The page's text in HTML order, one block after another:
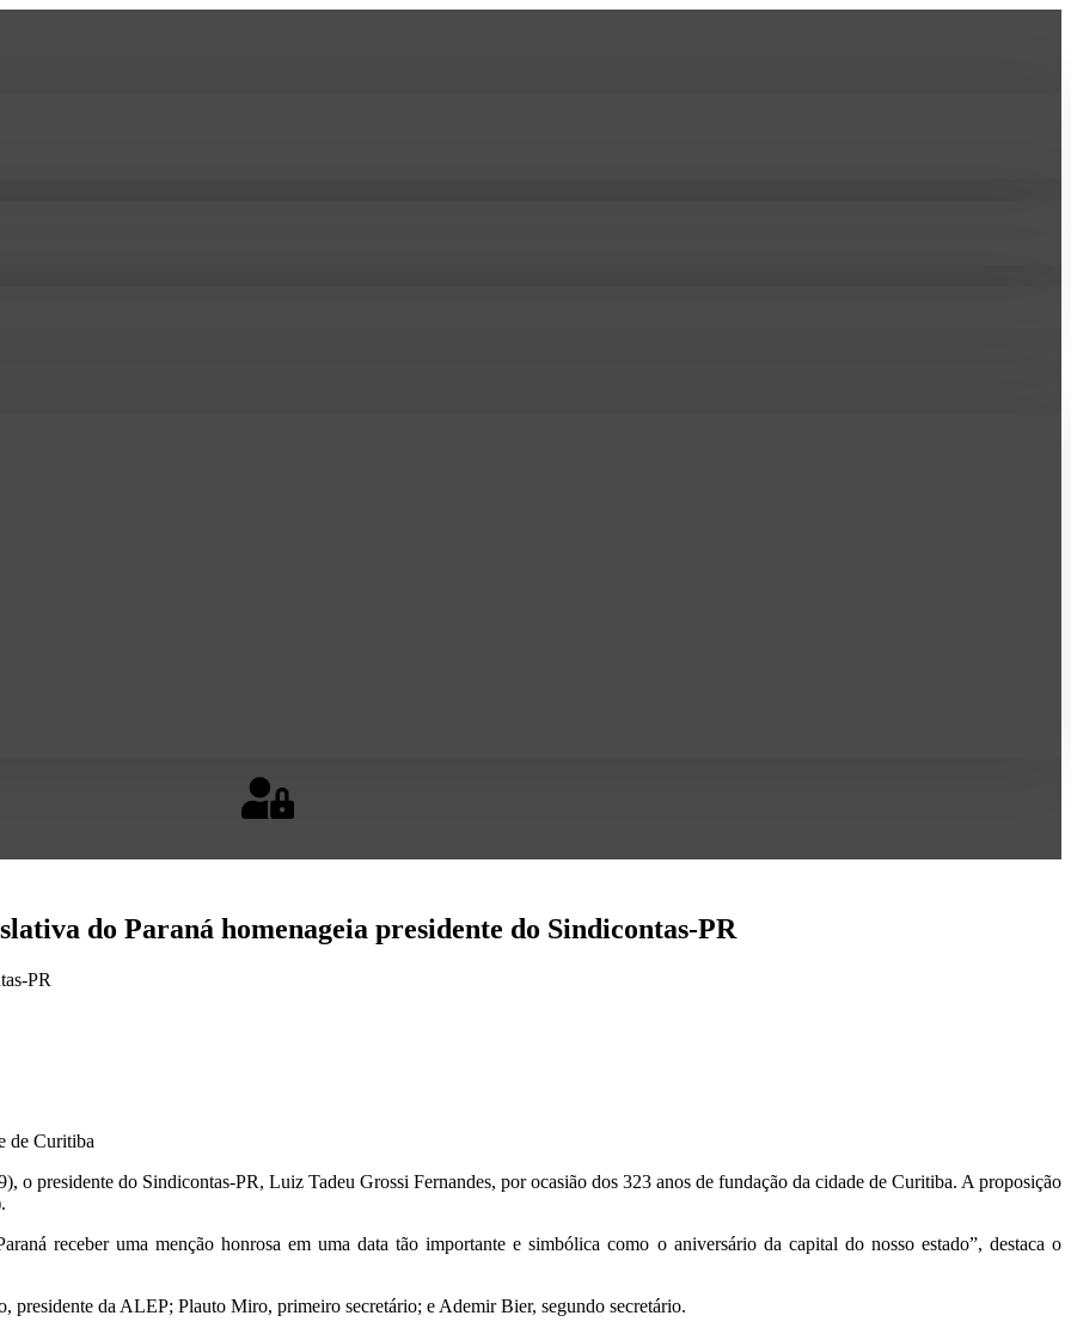
do Paraná homenageia presidente do Sindicontas-PR
PR
de Curitiba
o presidente do Sindicontas-PR, Luiz Tadeu Grossi Fernandes, por ocasião dos 323 anos de fundação da cidade de Curitiba. A proposição
receber uma menção honrosa em uma data tão importante e simbólica como o aniversário da capital do nosso estado”, destaca o
presidente da ALEP; Plauto Miro, primeiro secretário; e Ademir Bier, segundo secretário.